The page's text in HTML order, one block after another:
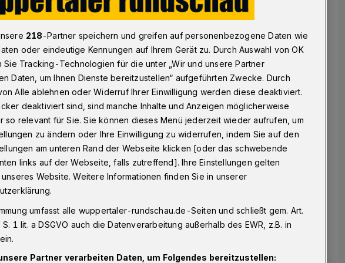
Busunternehmen Rheingold-Reisen
Schadstoffausstoß und lärmreduziert
das Bundesverkehrsministerium neue
eine Förderzusage aus diesen
Unternehmen Rheingold-Reisen
freuen.
218-Partner speichern und greifen auf personenbezogene Daten wie
oder eindeutige Kennungen auf Ihrem Gerät zu. Durch Auswahl von OK
Sie Tracking-Technologien für die unter „Wir und unsere Partner
Daten, um Ihnen Dienste bereitzustellen“ aufgeführten Zwecke. Durch
Alle ablehnen oder Widerruf Ihrer Einwilligung werden diese deaktiviert.
deaktiviert sind, sind manche Inhalte und Anzeigen möglicherweise
so relevant für Sie. Sie können dieses Menü jederzeit wieder aufrufen, um
zu ändern oder Ihre Einwilligung zu widerrufen, indem Sie auf den
am unteren Rand der Webseite klicken [oder das schwebende
links auf der Webseite, falls zutreffend]. Ihre Einstellungen gelten
Website. Weitere Informationen finden Sie in unserer
umfasst alle wuppertaler-rundschau.de-Seiten und schließt gem. Art.
1 lit. a DSGVO auch die Datenverarbeitung außerhalb des EWR, z.B. in
Partner verarbeiten Daten, um Folgendes bereitzustellen: